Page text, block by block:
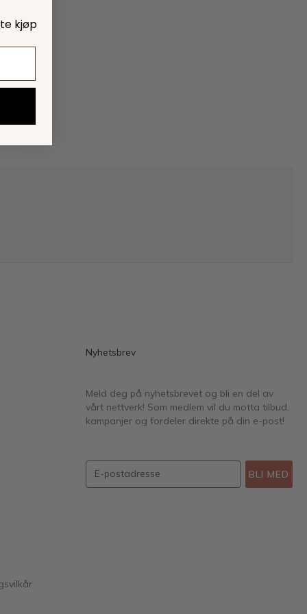
Nyhetsbrev
Meld deg på nyhetsbrevet og bli en del av
vårt nettverk! Som medlem vil du motta tilbud,
kampanjer og fordeler direkte på din e-post!
BLI MED
kjøp